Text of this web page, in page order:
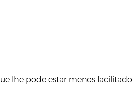
lhe pode estar menos facilitado.